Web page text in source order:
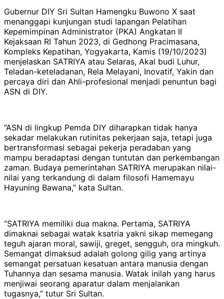
Gubernur DIY Sri Sultan Hamengku Buwono X saat
menanggapi kunjungan studi lapangan Pelatihan
Kepemimpinan Administrator (PKA) Angkatan II
Kejaksaan RI Tahun 2023, di Gedhong Pracimasana,
Kompleks Kepatihan, Yogyakarta, Kamis (19/10/2023)
menjelaskan SATRIYA atau Selaras, Akal budi Luhur,
Teladan-keteladanan, Rela Melayani, Inovatif, Yakin dan
percaya diri dan Ahli-profesional menjadi penuntun bagi
ASN di DIY.
“ASN di lingkup Pemda DIY diharapkan tidak hanya
sekadar melakukan rutinitas pekerjaan saja, tetapi juga
bertransformasi sebagai pekerja peradaban yang
mampu beradaptasi dengan tuntutan dan perkembangan
zaman. Budaya pemerintahan SATRIYA merupakan nilai-
nilai yang terkandung di dalam filosofi Hamemayu
Hayuning Bawana,” kata Sultan.
“SATRIYA memiliki dua makna. Pertama, SATRIYA
dimaknai sebagai watak ksatria yakni sikap memegang
teguh ajaran moral, sawiji, greget, sengguh, ora mingkuh.
Semangat dimaksud adalah golong gilig yang artinya
semangat persatuan kesatuan antara manusia dengan
Tuhannya dan sesama manusia. Watak inilah yang harus
menjiwai seorang aparatur dalam menjalankan
tugasnya,” tutur Sri Sultan.